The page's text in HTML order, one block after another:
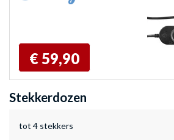
€ 59,90
Stekkerdozen
tot 4 stekkers